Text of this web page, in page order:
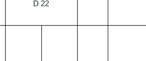
D 22